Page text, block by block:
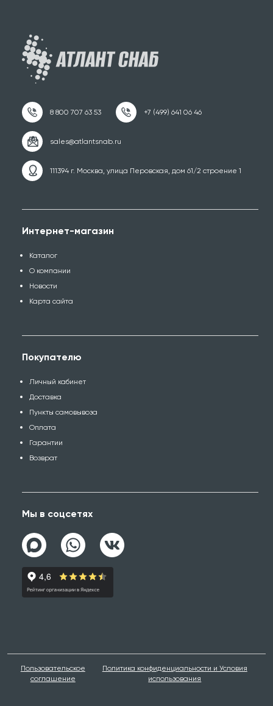
111394 г. Москва, улица Перовская, дом 61/2 строение 1
Интернет-магазин
Каталог
О компании
Новости
Карта сайта
Покупателю
Личный кабинет
Доставка
Пункты самовывоза
Оплата
Гарантии
Возврат
Мы в соцсетях
Пользовательское
соглашение
Политика конфиденциальности и Условия
использования